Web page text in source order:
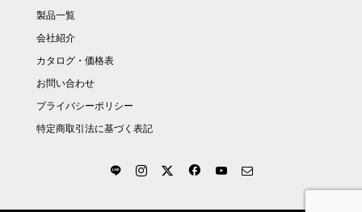
製品一覧
会社紹介
カタログ・価格表
お問い合わせ
プライバシーポリシー
特定商取引法に基づく表記